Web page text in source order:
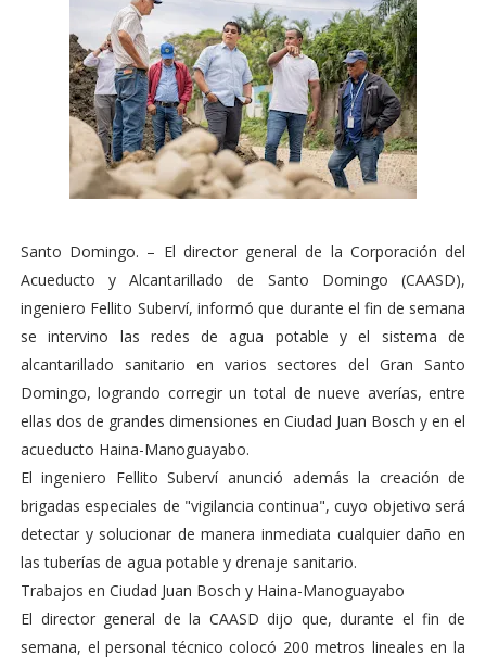
Santo Domingo. – El director general de la Corporación del
Acueducto y Alcantarillado de Santo Domingo (CAASD),
ingeniero Fellito Suberví, informó que durante el fin de semana
se intervino las redes de agua potable y el sistema de
alcantarillado sanitario en varios sectores del Gran Santo
Domingo, logrando corregir un total de nueve averías, entre
ellas dos de grandes dimensiones en Ciudad Juan Bosch y en el
acueducto Haina-Manoguayabo.
El ingeniero Fellito Suberví anunció además la creación de
brigadas especiales de "vigilancia continua", cuyo objetivo será
detectar y solucionar de manera inmediata cualquier daño en
las tuberías de agua potable y drenaje sanitario.
Trabajos en Ciudad Juan Bosch y Haina-Manoguayabo
El director general de la CAASD dijo que, durante el fin de
semana, el personal técnico colocó 200 metros lineales en la